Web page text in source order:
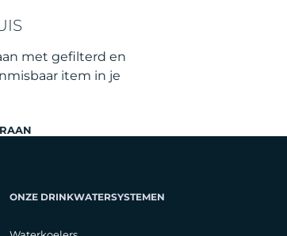
met gefilterd en
item in je
ONZE DRINKWATERSYSTEMEN